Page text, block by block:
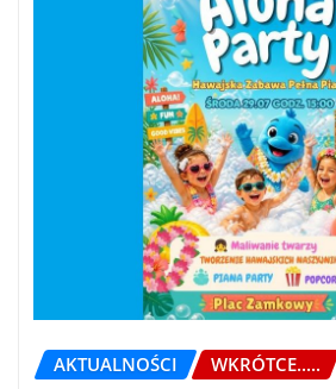
AKTUALNOŚCI WKRÓTCE.....